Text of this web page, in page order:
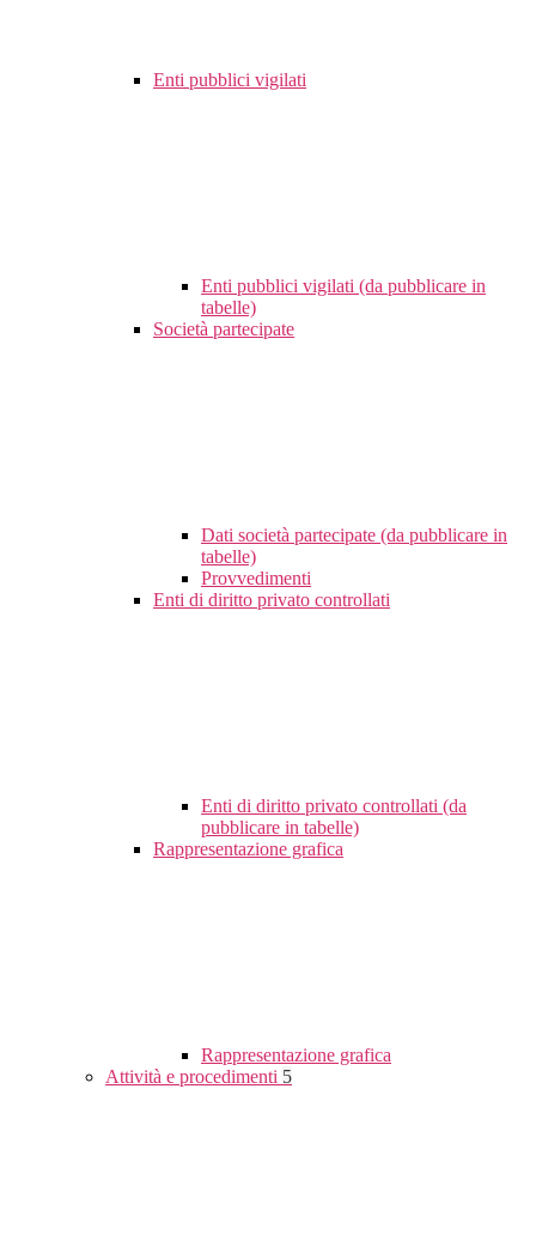
Enti pubblici vigilati
Enti pubblici vigilati (da pubblicare in
tabelle)
Società partecipate
Dati società partecipate (da pubblicare in
tabelle)
Provvedimenti
Enti di diritto privato controllati
Enti di diritto privato controllati (da
pubblicare in tabelle)
Rappresentazione grafica
Rappresentazione grafica
Attività e procedimenti 5